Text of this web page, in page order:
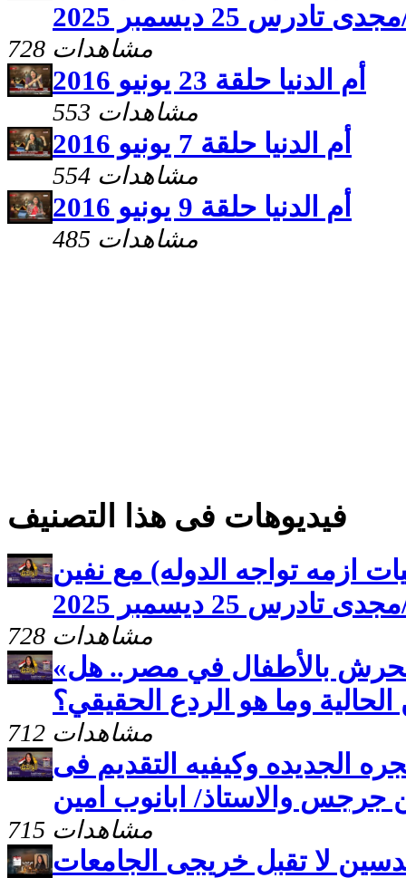
25 ديسمبر 2025
728 مشاهدات
أم الدنيا حلقة 23 يونيو 2016
553 مشاهدات
أم الدنيا حلقة 7 يونيو 2016
554 مشاهدات
أم الدنيا حلقة 9 يونيو 2016
485 مشاهدات
فيديوهات فى هذا التصنيف
ازمه تواجه الدوله) مع نفين
25 ديسمبر 2025
728 مشاهدات
«أم الدنيا» يفتح ملف التحرش بالأطفال في مصر.. هل
الحالية وما هو الردع الحقيقي؟
712 مشاهدات
الجديده وكيفيه التقديم فى
جرجس والاستاذ/ ابانوب امين
715 مشاهدات
لا تقبل خريجى الجامعات